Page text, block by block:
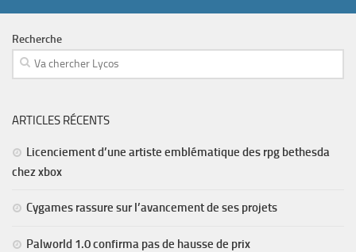
Recherche
ARTICLES RÉCENTS
Licenciement d’une artiste emblématique des rpg bethesda
chez xbox
Cygames rassure sur l’avancement de ses projets
Palworld 1.0 confirma pas de hausse de prix